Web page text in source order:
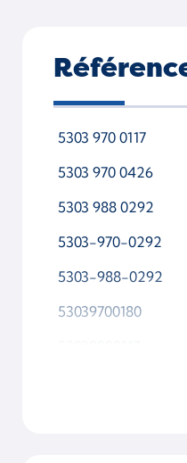
5303 970 0117
5303 970 0426
5303 988 0292
5303-970-0292
5303-988-0292
53039700180